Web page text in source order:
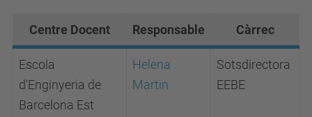
Centre Docent Responsable Càrrec
Escola
d'Enginyeria de
Barcelona Est
Helena
Martin
Sotsdirectora
EEBE